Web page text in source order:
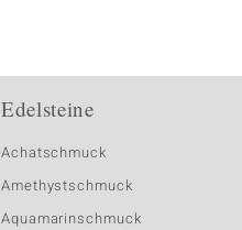
Edelsteine
Achatschmuck
Amethystschmuck
Aquamarinschmuck